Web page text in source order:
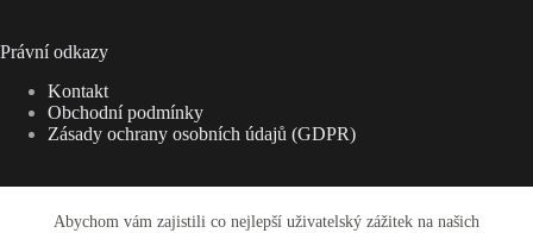
Abychom vám zajistili co nejlepší uživatelský zážitek na našich
Právní odkazy
Kontakt
Obchodní podmínky
Zásady ochrany osobních údajů (GDPR)